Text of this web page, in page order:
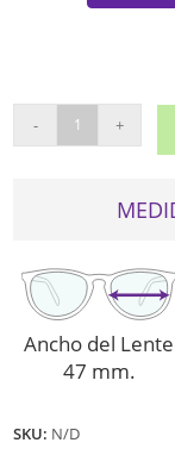
BAN
- +
Ancho del Lente
47 mm.
SKU: N/D